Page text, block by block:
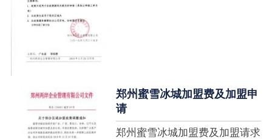
郑州蜜雪冰城加盟费及加盟申
请
郑州蜜雪冰城加盟费及加盟请求